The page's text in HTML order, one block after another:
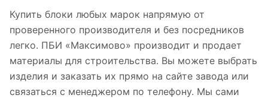
Купить блоки любых марок напрямую от
проверенного производителя и без посредников
легко. ПБИ «Максимово» производит и продает
материалы для строительства. Вы можете выбрать
изделия и заказать их прямо на сайте завода или
связаться с менеджером по телефону. Мы сами